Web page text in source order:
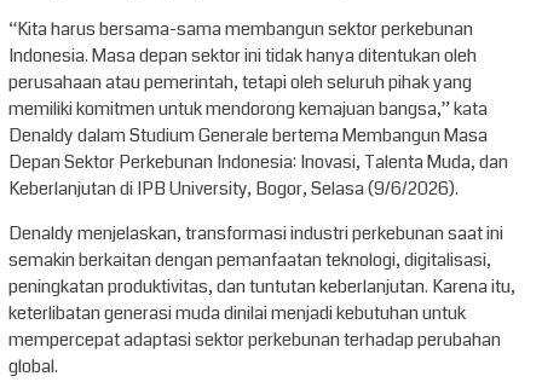
“Kita harus bersama-sama membangun sektor perkebunan
Indonesia. Masa depan sektor ini tidak hanya ditentukan oleh
perusahaan atau pemerintah, tetapi oleh seluruh pihak yang
memiliki komitmen untuk mendorong kemajuan bangsa,” kata
Denaldy dalam Studium Generale bertema Membangun Masa
Depan Sektor Perkebunan Indonesia: Inovasi, Talenta Muda, dan
Keberlanjutan di IPB University, Bogor, Selasa (9/6/2026).
Denaldy menjelaskan, transformasi industri perkebunan saat ini
semakin berkaitan dengan pemanfaatan teknologi, digitalisasi,
peningkatan produktivitas, dan tuntutan keberlanjutan. Karena itu,
keterlibatan generasi muda dinilai menjadi kebutuhan untuk
mempercepat adaptasi sektor perkebunan terhadap perubahan
global.